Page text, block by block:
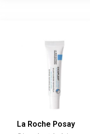
La Roche Posay